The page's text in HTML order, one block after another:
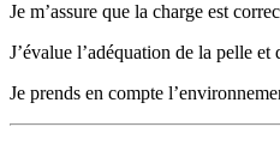
Je m’assure que la charge est
J’évalue l’adéquation de la pelle et
Je prends en compte